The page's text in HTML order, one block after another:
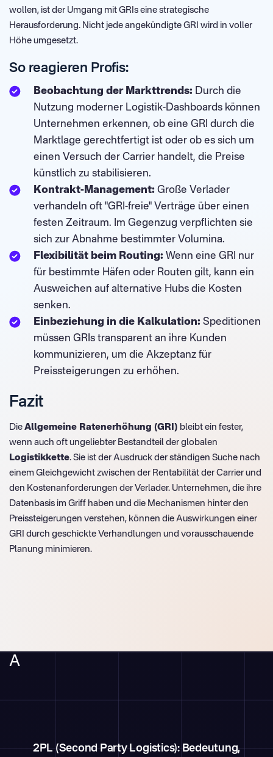
wollen, ist der Umgang mit GRIs eine strategische
Herausforderung. Nicht jede angekündigte GRI wird in voller
Höhe umgesetzt.
So reagieren Profis:
Beobachtung der Markttrends: Durch die
Nutzung moderner Logistik-Dashboards können
Unternehmen erkennen, ob eine GRI durch die
Marktlage gerechtfertigt ist oder ob es sich um
einen Versuch der Carrier handelt, die Preise
künstlich zu stabilisieren.
Kontrakt-Management: Große Verlader
verhandeln oft "GRI-freie" Verträge über einen
festen Zeitraum. Im Gegenzug verpflichten sie
sich zur Abnahme bestimmter Volumina.
Flexibilität beim Routing: Wenn eine GRI nur
für bestimmte Häfen oder Routen gilt, kann ein
Ausweichen auf alternative Hubs die Kosten
senken.
Einbeziehung in die Kalkulation: Speditionen
müssen GRIs transparent an ihre Kunden
kommunizieren, um die Akzeptanz für
Preissteigerungen zu erhöhen.
Fazit
Die Allgemeine Ratenerhöhung (GRI) bleibt ein fester,
wenn auch oft ungeliebter Bestandteil der globalen
Logistikkette. Sie ist der Ausdruck der ständigen Suche nach
einem Gleichgewicht zwischen der Rentabilität der Carrier und
den Kostenanforderungen der Verlader. Unternehmen, die ihre
Datenbasis im Griff haben und die Mechanismen hinter den
Preissteigerungen verstehen, können die Auswirkungen einer
GRI durch geschickte Verhandlungen und vorausschauende
Planung minimieren.
A
2PL (Second Party Logistics): Bedeutung,